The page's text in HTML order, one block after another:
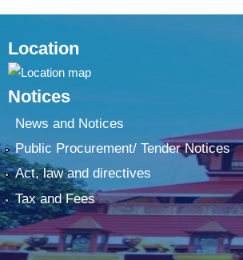
Location
Notices
News and Notices
Public Procurement/ Tender Notices
Act, law and directives
Tax and Fees